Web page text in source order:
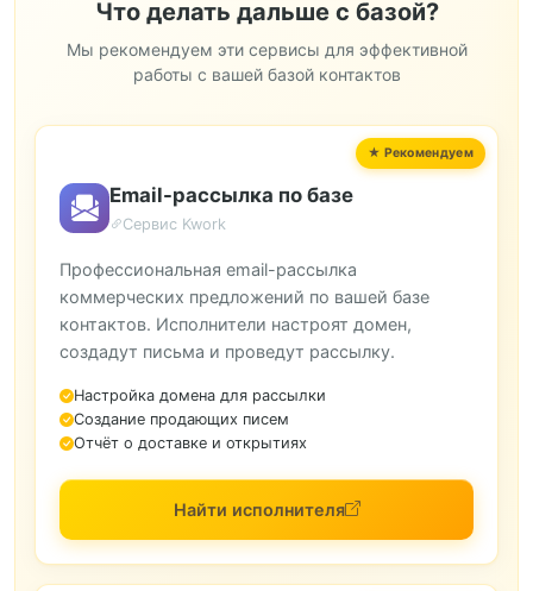
Что делать дальше с базой?
Мы рекомендуем эти сервисы для эффективной
работы с вашей базой контактов
Email-рассылка по базе
Сервис Kwork
Профессиональная email-рассылка
коммерческих предложений по вашей базе
контактов. Исполнители настроят домен,
создадут письма и проведут рассылку.
Настройка домена для рассылки
Создание продающих писем
Отчёт о доставке и открытиях
Найти исполнителя